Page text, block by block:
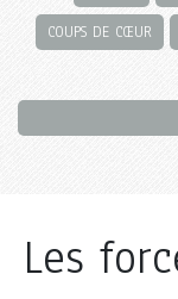
COUPS DE CŒUR
Les